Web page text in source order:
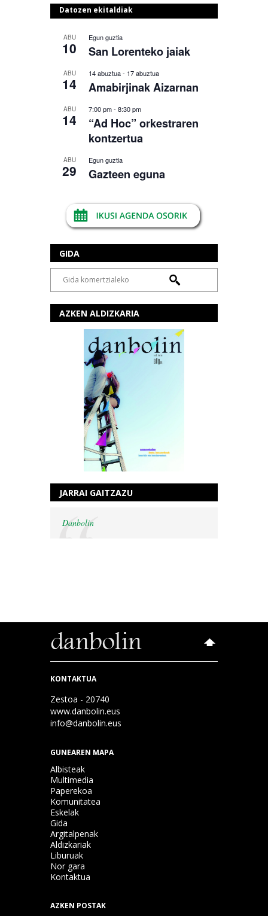
Datozen ekitaldiak
ABU
10
Egun guztia
San Lorenteko jaiak
ABU
14
14 abuztua- 17 abuztua
Amabirjinak Aizarnan
ABU
14
7:00 pm- 8:30 pm
“Ad Hoc” orkestraren
kontzertua
ABU
29
Egun guztia
Gazteen eguna
GIDA
AZKEN ALDIZKARIA
JARRAI GAITZAZU
Danbolin
KONTAKTUA
Zestoa - 20740
www.danbolin.eus
info@danbolin.eus
GUNEAREN MAPA
Albisteak
Multimedia
Paperekoa
Komunitatea
Eskelak
Gida
Argitalpenak
Aldizkariak
Liburuak
Nor gara
Kontaktua
AZKEN POSTAK